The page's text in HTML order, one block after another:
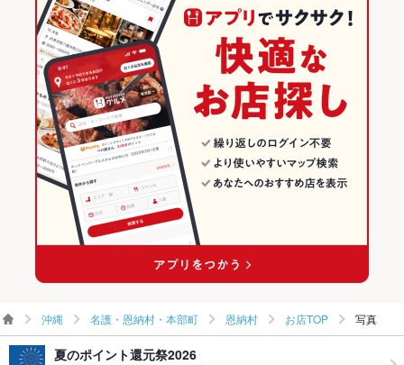
沖縄 × ダイニングバー・バル
沖縄 × 和風・創作
名護・恩納村・本部町のグルメランキング
恩納村のグルメランキング
沖縄 名護・恩納村・本部町 恩納村 お店TOP 写真
夏のポイント還元祭2026